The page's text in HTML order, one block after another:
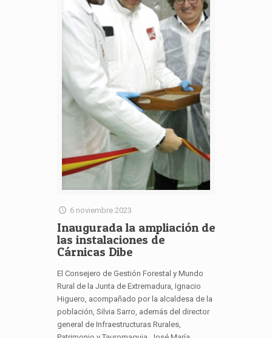
6 noviembre 2023
Inaugurada la ampliación de
las instalaciones de
Cárnicas Dibe
El Consejero de Gestión Forestal y Mundo
Rural de la Junta de Extremadura, Ignacio
Higuero, acompañado por la alcaldesa de la
población, Silvia Sarro, además del director
general de Infraestructuras Rurales,